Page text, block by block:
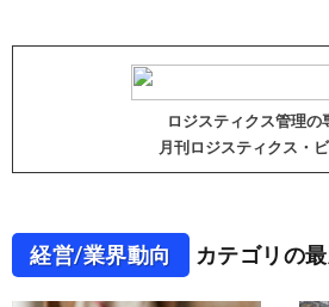
ロジスティクス管理の
月刊ロジスティクス・
経営/業界動向 カテゴリの